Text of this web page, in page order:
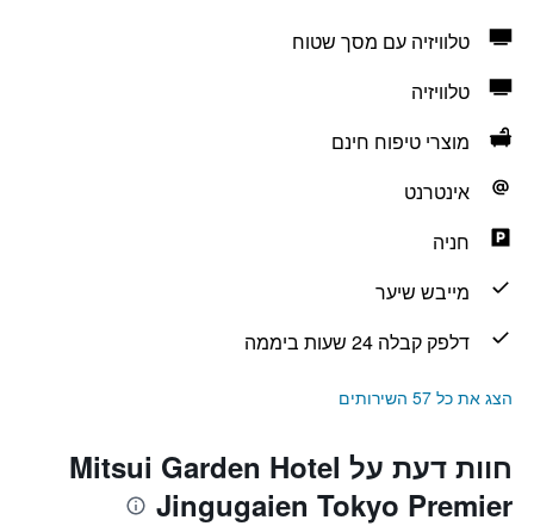
טלוויזיה עם מסך שטוח
טלוויזיה
מוצרי טיפוח חינם
אינטרנט
חניה
מייבש שיער
דלפק קבלה 24 שעות ביממה
הצג את כל 57 השירותים
חוות דעת על Mitsui Garden Hotel
Jingugaien Tokyo Premier